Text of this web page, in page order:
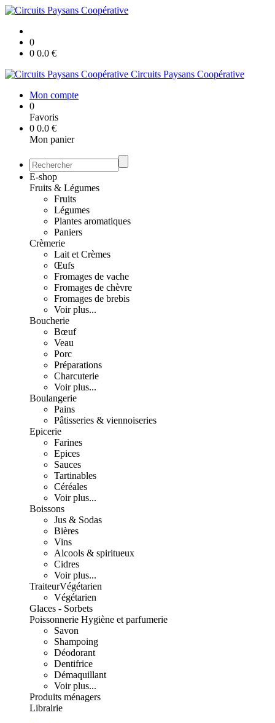
0
0 0.0 €
Circuits Paysans Coopérative
Mon compte
0
Favoris
0 0.0 €
Mon panier
E-shop
Fruits & Légumes
Fruits
Légumes
Plantes aromatiques
Paniers
Crèmerie
Lait et Crèmes
Œufs
Fromages de vache
Fromages de chèvre
Fromages de brebis
Voir plus...
Boucherie
Bœuf
Veau
Porc
Préparations
Charcuterie
Voir plus...
Boulangerie
Pains
Pâtisseries & viennoiseries
Epicerie
Farines
Epices
Sauces
Tartinables
Céréales
Voir plus...
Boissons
Jus & Sodas
Bières
Vins
Alcools & spiritueux
Cidres
Voir plus...
TraiteurVégétarien
Végétarien
Glaces - Sorbets
Poissonnerie Hygiène et parfumerie
Savon
Shampoing
Déodorant
Dentifrice
Démaquillant
Voir plus...
Produits ménagers
Librairie